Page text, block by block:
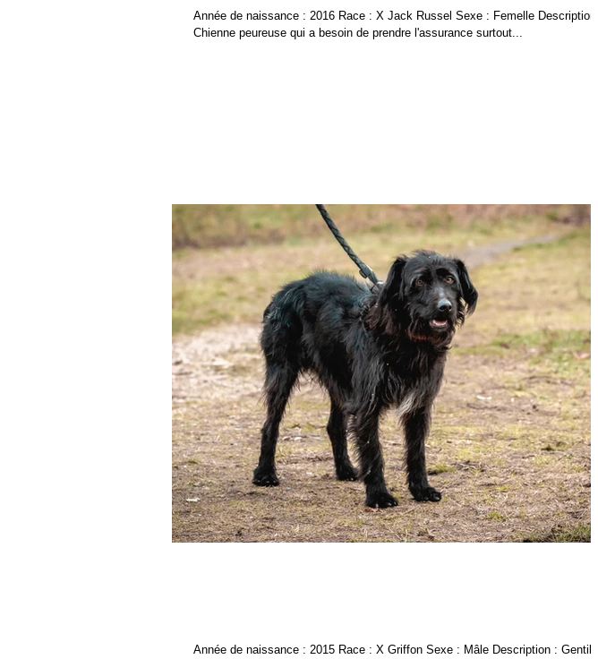
Année de naissance : 2016 Race : X Jack Russel Sexe : Femelle Description :
Chienne peureuse qui a besoin de prendre l'assurance surtout...
Année de naissance : 2015 Race : X Griffon Sexe : Mâle Description : Gentil